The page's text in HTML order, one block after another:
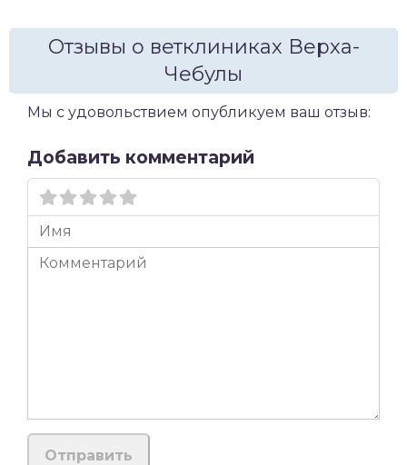
Отзывы о ветклиниках Верха-
Чебулы
Мы с удовольствием опубликуем ваш отзыв:
Добавить комментарий